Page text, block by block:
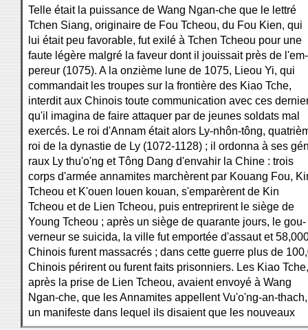
Telle était la puissance de Wang Ngan-che que le lettré
Tchen Siang, originaire de Fou Tcheou, du Fou Kien, qui
lui était peu favorable, fut exilé à Tchen Tcheou pour une
faute légère malgré la faveur dont il jouissait près de l'em-
pereur (1075). A la onzième lune de 1075, Lieou Yi, qui
commandait les troupes sur la frontière des Kiao Tche,
interdit aux Chinois toute communication avec ces
qu'il imagina de faire attaquer par de jeunes soldats mal
exercés. Le roi d'Annam était alors Ly-nhôn-tông,
roi de la dynastie de Ly (1072-1128) ; il ordonna à ses
raux Ly thu'o'ng et Tông Dang d'envahir la Chine : trois
corps d'armée annamites marchèrent par Kouang Fou,
Tcheou et K'ouen louen kouan, s'emparèrent de Kin
Tcheou et de Lien Tcheou, puis entreprirent le siège de
Young Tcheou ; après un siège de quarante jours, le gou-
verneur se suicida, la ville fut emportée d'assaut et
Chinois furent massacrés ; dans cette guerre plus de
Chinois périrent ou furent faits prisonniers. Les Kiao Tche,
après la prise de Lien Tcheou, avaient envoyé à Wang
Ngan-che, que les Annamites appellent Vu'o'ng-an-thach,
un manifeste dans lequel ils disaient que les nouveaux